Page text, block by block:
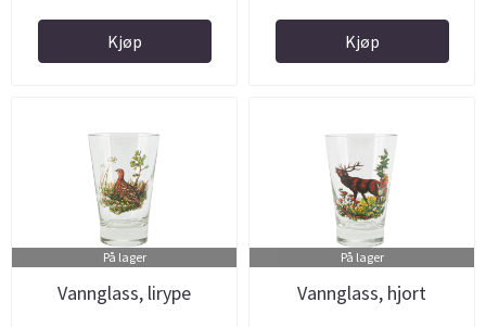
Kjøp Kjøp
På lager
Vannglass, lirype
På lager
Vannglass, hjort